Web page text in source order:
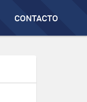
CONTACTO